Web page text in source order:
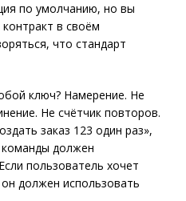
по умолчанию, но вы
в своём
что стандарт
ключ? Намерение. Не
Не счётчик повторов.
заказ 123 один раз»,
должен
пользователь хочет
должен использовать